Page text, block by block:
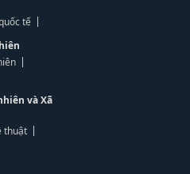
tế
và Xã
thuật